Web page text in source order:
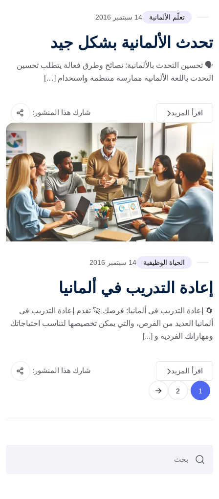
تعلّم الألمانية 14 سبتمبر 2016
تحدث الألمانية بشكل جيد
🗣️ تحسين التحدث بالألمانية: نصائح وطرق فعالة يتطلب تحسين
التحدث باللغة الألمانية ممارسة منتظمة واستخدام […]
اقرأ المزيد شارك هذا المنشور:
الحياة الوظيفية 14 سبتمبر 2016
إعادة التدريب في ألمانيا
🔄 إعادة التدريب في ألمانيا: فرصك 🚀 تقدم إعادة التدريب في
ألمانيا العديد من الفرص، والتي يمكن تخصيصها لتناسب احتياجاتك
ومهاراتك الفردية و [...]
اقرأ المزيد شارك هذا المنشور:
1
2